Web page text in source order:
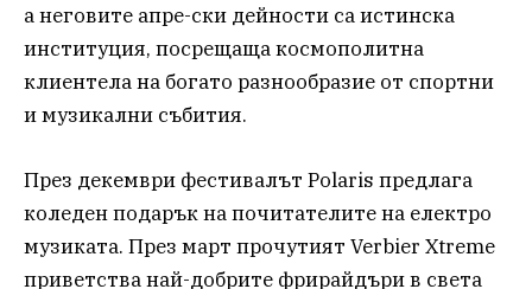
а неговите апре-ски дейности са истинска
институция, посрещаща космополитна
клиентела на богато разнообразие от спортни
и музикални събития.
През декември фестивалът Polaris предлага
коледен подарък на почитателите на електро
музиката. През март прочутият Verbier Xtreme
приветства най-добрите фрирайдъри в света